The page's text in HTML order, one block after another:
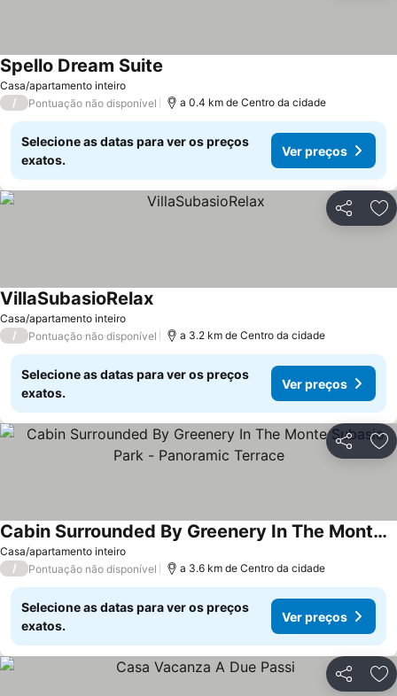
Casa/apartamento inteiro
Spello Dream Suite
/ Pontuação não disponível a 0.4 km de Centro da cidade
Selecione as datas para ver os preços
exatos.
Ver preços
Partilhar
Casa/apartamento inteiro
VillaSubasioRelax
/ Pontuação não disponível a 3.2 km de Centro da cidade
Selecione as datas para ver os preços
exatos.
Ver preços
Partilhar
Casa/apartamento inteiro
Cabin Surrounded By Greenery In The Monte Subasio Park - Panoramic Terrace
/ Pontuação não disponível a 3.6 km de Centro da cidade
Selecione as datas para ver os preços
exatos.
Ver preços
Partilhar